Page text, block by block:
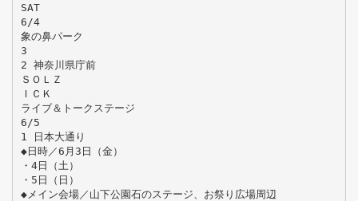
SAT
6/4
象の鼻パーク
3
2 神奈川県庁前
ＳＯＬＺ
ＩＣＫ
ライブ＆トークステージ
6/5
1 日本大通り
◆日時／6月3日（金）
・4日（土）
・5日（日）
◆メイン会場／山下公園石のステージ、お祭り広場周辺